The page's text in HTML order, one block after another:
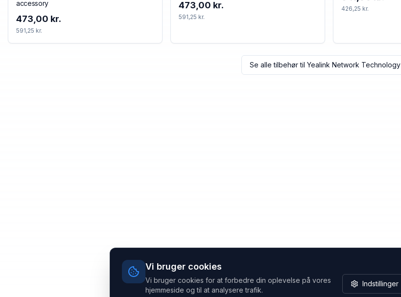
Vi bruger cookies
Vi bruger cookies for at forbedre din oplevelse på vores
hjemmeside og til at analysere trafik.
Indstillinger
accessory
473,00 kr.
591,25 kr.
473,00 kr.
591,25 kr.
426,25 kr.
Se alle tilbehør til Yealink Network Technology